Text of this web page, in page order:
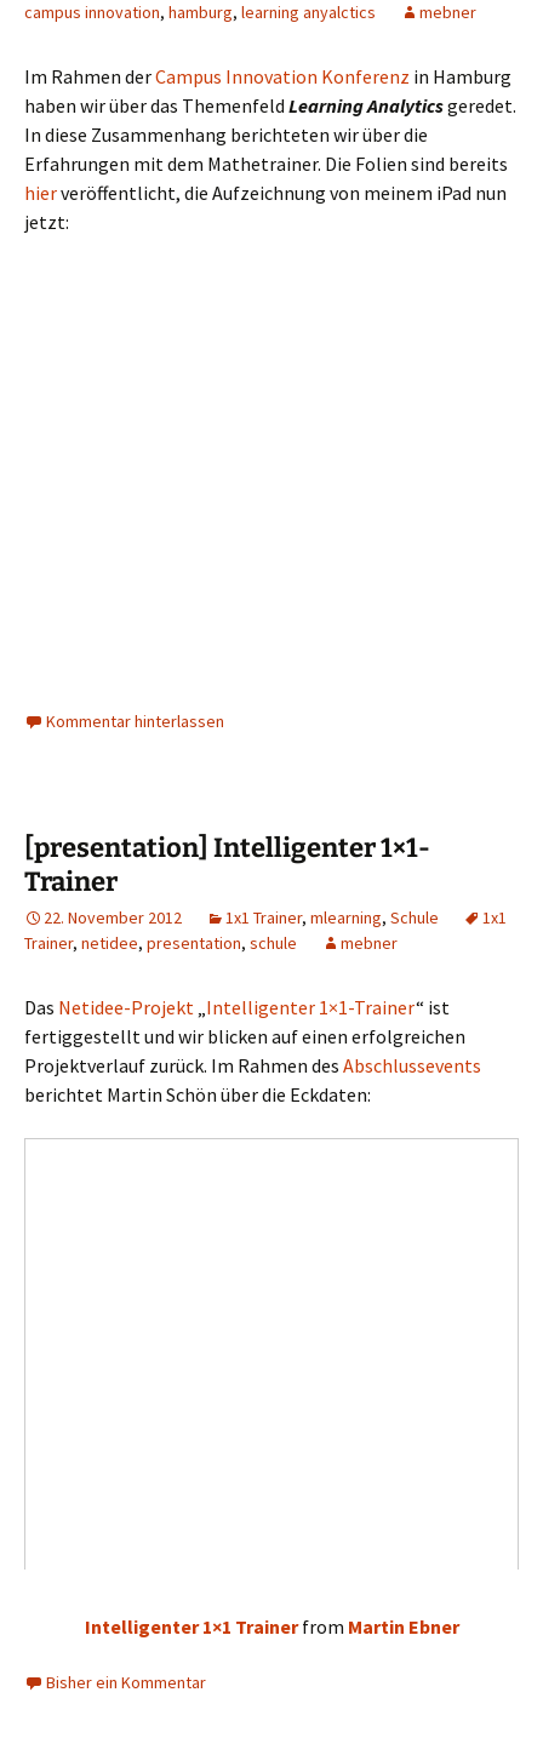
campus innovation, hamburg, learning anyalctics mebner
Im Rahmen derCampus Innovation Konferenz in Hamburg
haben wir über das Themenfeld Learning Analyticsgeredet.
In diese Zusammenhang berichteten wir über die
Erfahrungen mit dem Mathetrainer. Die Folien sind bereits
hierveröffentlicht, die Aufzeichnung von meinem iPad nun
jetzt:
Kommentar hinterlassen
[presentation] Intelligenter 1×1-
Trainer
22. November 2012 1x1 Trainer, mlearning, Schule
1x1
Trainer, netidee, presentation, schule mebner
Das Netidee-Projekt „Intelligenter 1×1-Trainer“ ist
fertiggestellt und wir blicken auf einen erfolgreichen
Projektverlauf zurück. Im Rahmen des Abschlussevents
berichtet Martin Schön über die Eckdaten:
Intelligenter 1×1 Trainer from Martin Ebner
Bisher ein Kommentar